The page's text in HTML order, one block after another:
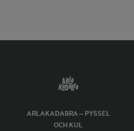
ARLAKADABRA – PYSSEL
OCH KUL